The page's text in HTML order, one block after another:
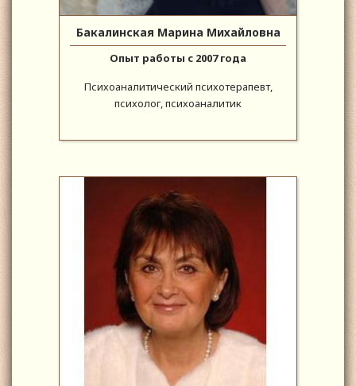
Бакалинская Марина Михайловна
Опыт работы с 2007 года
Психоаналитический психотерапевт,
психолог, психоаналитик